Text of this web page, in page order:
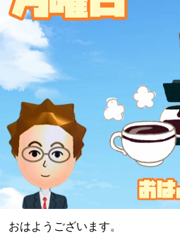
おはようございます。